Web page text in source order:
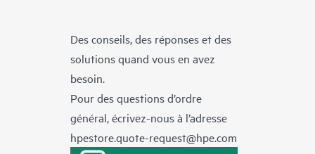
Des conseils, des réponses et des
solutions quand vous en avez
besoin.
Pour des questions d’ordre
général, écrivez-nous à l’adresse
hpestore.quote-request@hpe.com